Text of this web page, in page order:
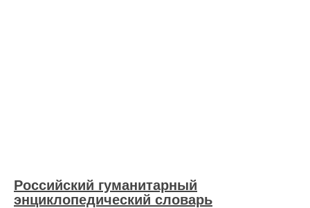
Российский гуманитарный
энциклопедический словарь